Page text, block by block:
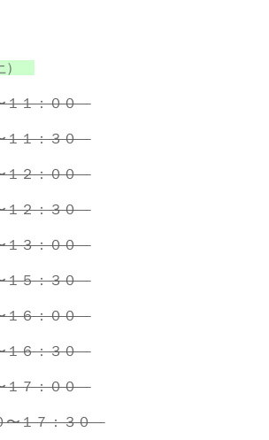
）
１１：００
１１：３０
１２：００
１２：３０
１３：００
１５：３０
１６：００
１６：３０
１７：００
〜１７：３０